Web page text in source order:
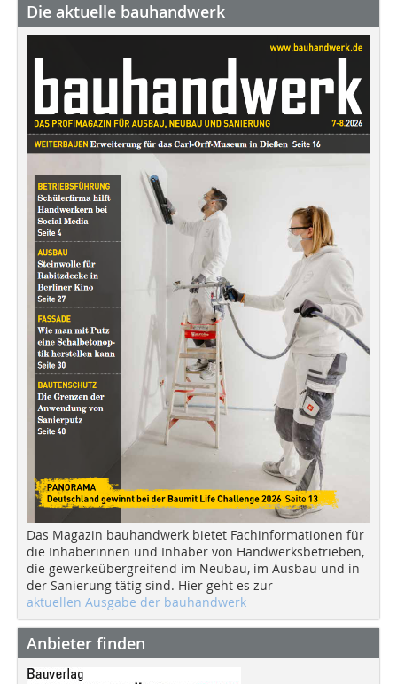
Die aktuelle bauhandwerk
Das Magazin bauhandwerk bietet Fachinformationen für
die Inhaberinnen und Inhaber von Handwerksbetrieben,
die gewerkeübergreifend im Neubau, im Ausbau und in
der Sanierung tätig sind. Hier geht es zur
aktuellen Ausgabe der bauhandwerk
Anbieter finden